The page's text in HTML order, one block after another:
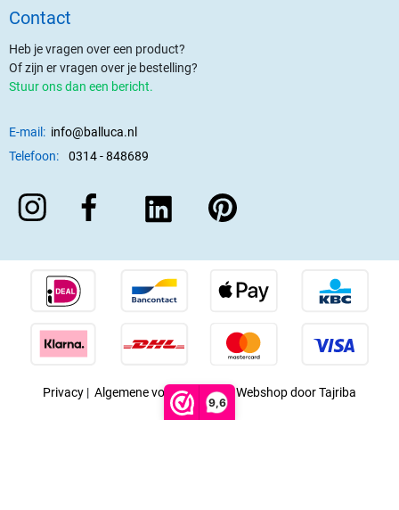
9,6
Contact
Heb je vragen over een product?
Of zijn er vragen over je bestelling?
Stuur ons dan een bericht.
E-mail: info@balluca.nl
Telefoon:
0314 - 848689
Privacy | Algemene voorwaarden |Webshop door Tajriba